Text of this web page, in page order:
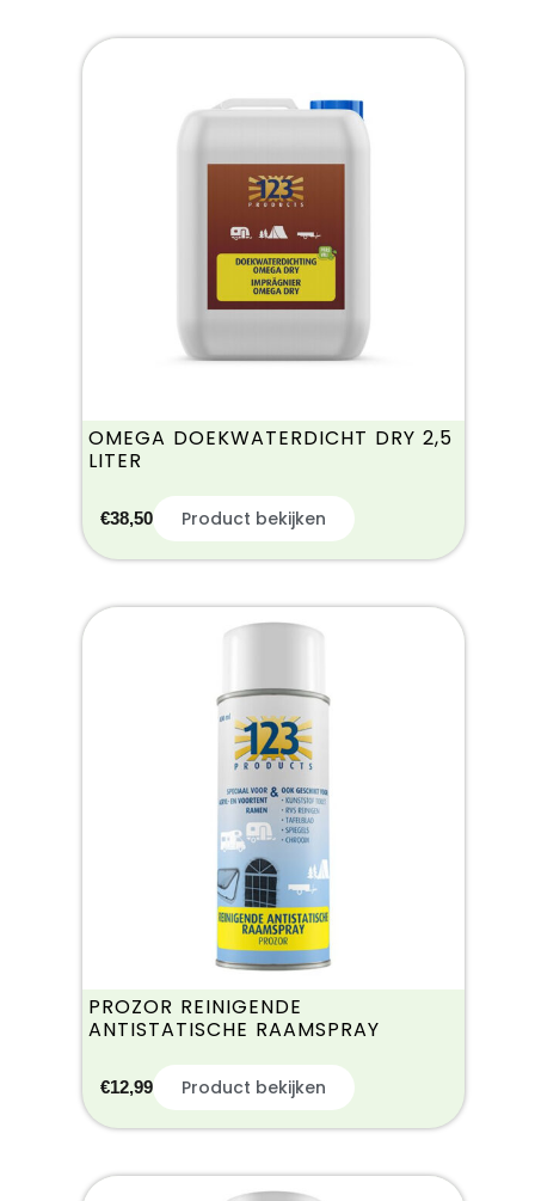
OMEGA DOEKWATERDICHT DRY 2,5
LITER
€38,50 Product bekijken
PROZOR REINIGENDE
ANTISTATISCHE RAAMSPRAY
€12,99 Product bekijken